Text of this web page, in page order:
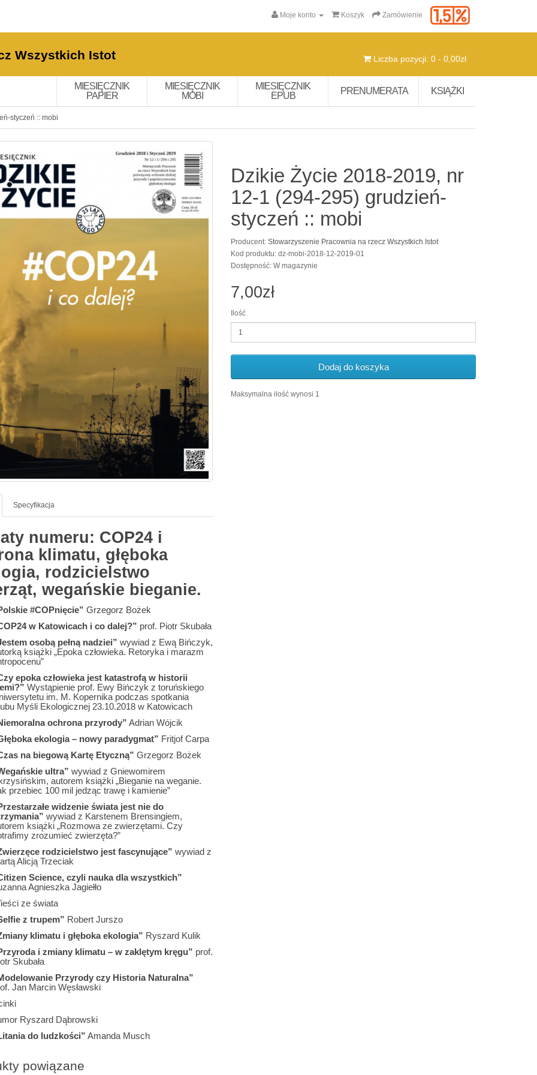
Moje konto Koszyk Zamówienie
Wszystkich Istot Liczba pozycji: 0 - 0,00zł
MIESIĘCZNIK
PAPIER
MIESIĘCZNIK
MOBI
MIESIĘCZNIK
EPUB
PRENUMERATA KSIĄŻKI
styczeń :: mobi
Specyfikacja
numeru: COP24 i
klimatu, głęboka
rodzicielstwo
wegańskie bieganie.
#COPnięcie” Grzegorz Bożek
w Katowicach i co dalej?” prof. Piotr Skubała
osobą pełną nadziei” wywiad z Ewą Bińczyk,
książki „Epoka człowieka. Retoryka i marazm
epoka człowieka jest katastrofą w historii
Wystąpienie prof. Ewy Bińczyk z toruńskiego
im. M. Kopernika podczas spotkania
Myśli Ekologicznej 23.10.2018 w Katowicach
ochrona przyrody” Adrian Wójcik
ekologia – nowy paradygmat” Fritjof Carpa
na biegową Kartę Etyczną” Grzegorz Bożek
ultra” wywiad z Gniewomirem
autorem książki „Bieganie na weganie.
przebiec 100 mil jedząc trawę i kamienie”
widzenie świata jest nie do
wywiad z Karstenem Brensingiem,
książki „Rozmowa ze zwierzętami. Czy
zrozumieć zwierzęta?”
rodzicielstwo jest fascynujące” wywiad z
Alicją Trzeciak
Science, czyli nauka dla wszystkich”
Agnieszka Jagiełło
ze świata
z trupem” Robert Jurszo
klimatu i głęboka ekologia” Ryszard Kulik
i zmiany klimatu – w zaklętym kręgu” prof.
Skubała
Przyrody czy Historia Naturalna”
Jan Marcin Węsławski
Ryszard Dąbrowski
do ludzkości” Amanda Musch
Dzikie Życie 2018-2019, nr
12-1 (294-295) grudzień-
styczeń :: mobi
Producent:Stowarzyszenie Pracownia na rzecz Wszystkich Istot
Kod produktu: dz-mobi-2018-12-2019-01
Dostępność: W magazynie
7,00zł
Ilość
Dodaj do koszyka
Maksymalna ilość wynosi 1
powiązane